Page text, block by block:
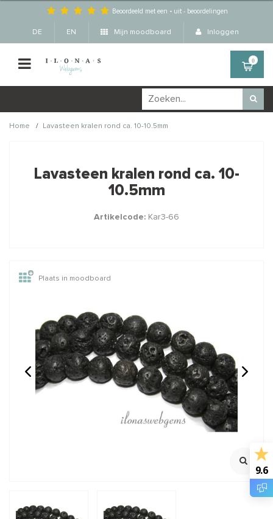
Beoordeeld met een - uit -beoordelingen
DE EN Mijn moodboard Inloggen
0
Home / Lavasteen kralen rond ca. 10-10.5mm
producten ook interessant
Onyx kralen rond ca.
3mm
100% Natuurlijk
Streng ca. 39cm
Lavasteen kralen
goudkleur rond ca.
12mm
Streng ca. 39cm
Rijggat ca. 1.0mm
€8,95 Incl. btw
€7,40 Excl. btw
Lavasteen kralen rond ca. 10-
10.5mm
Artikelcode: Kar3-66
Plaats in moodboard
9.6